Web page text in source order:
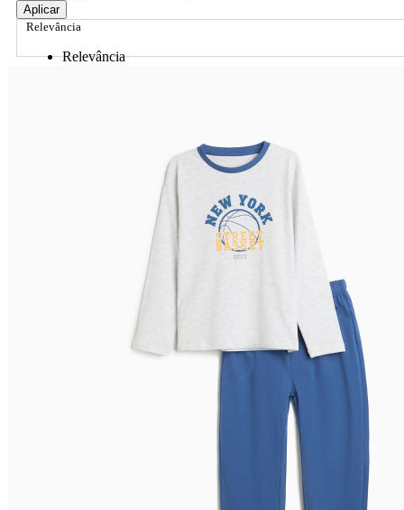
Aplicar
Relevância
Relevância
Preço Decrescente
Nome do Produto A - Z
Nome do Produto Z - A